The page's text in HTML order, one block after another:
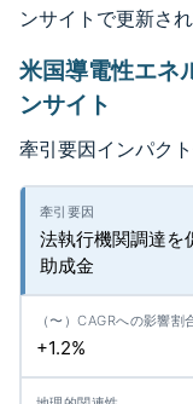
ンサイトで更新され
米国導電性エネ
ンサイト
牽引要因インパク
法執行機関調達を
助成金
+1.2%